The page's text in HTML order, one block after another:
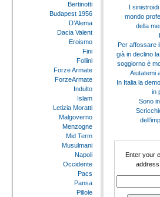
Bertinotti
Budapest 1956
D’Alema
Dacia Valent
Eroismo
Fini
Follini
Forze Armate
ForzeArmate
Indulto
Islam
Letizia Moratti
Malgoverno
Menzogne
Mid Term
Musulmani
Napoli
Occidente
Pacs
Pansa
Pillole
I
mondo
della
Per affossare
già in declino
soggiorno è
Aiutatemi
In Italia la
in
Sono
Enter your
address: